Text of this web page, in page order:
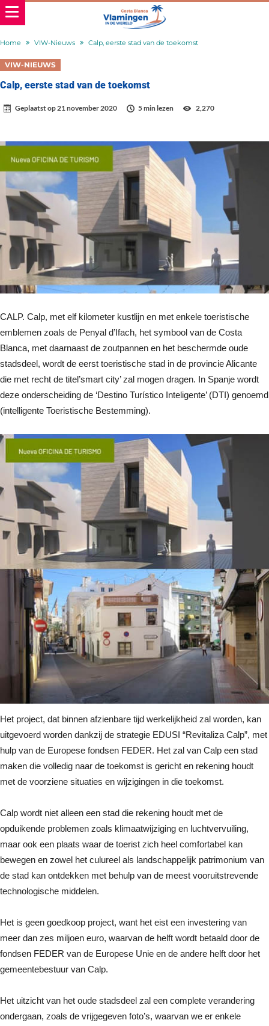
Home VIW-Nieuws Calp, eerste stad van de toekomst
VIW-NIEUWS
Calp, eerste stad van de toekomst
Geplaatst op21 november 2020 5 min lezen 2,270
CALP. Calp, met elf kilometer kustlijn en met enkele toeristische
emblemen zoals de Penyal d’Ifach, het symbool van de Costa
Blanca, met daarnaast de zoutpannen en het beschermde oude
stadsdeel, wordt de eerst toeristische stad in de provincie Alicante
die met recht de titel’smart city’ zal mogen dragen. In Spanje wordt
deze onderscheiding de ‘Destino Turístico Inteligente’ (DTI) genoemd
(intelligente Toeristische Bestemming).
Het project, dat binnen afzienbare tijd werkelijkheid zal worden, kan
uitgevoerd worden dankzij de strategie EDUSI “Revitaliza Calp”, met
hulp van de Europese fondsen FEDER. Het zal van Calp een stad
maken die volledig naar de toekomst is gericht en rekening houdt
met de voorziene situaties en wijzigingen in die toekomst.
Calp wordt niet alleen een stad die rekening houdt met de
opduikende problemen zoals klimaatwijziging en luchtvervuiling,
maar ook een plaats waar de toerist zich heel comfortabel kan
bewegen en zowel het culureel als landschappelijk patrimonium van
de stad kan ontdekken met behulp van de meest vooruitstrevende
technologische middelen.
Het is geen goedkoop project, want het eist een investering van
meer dan zes miljoen euro, waarvan de helft wordt betaald door de
fondsen FEDER van de Europese Unie en de andere helft door het
gemeentebestuur van Calp.
Het uitzicht van het oude stadsdeel zal een complete verandering
ondergaan, zoals de vrijgegeven foto’s, waarvan we er enkele